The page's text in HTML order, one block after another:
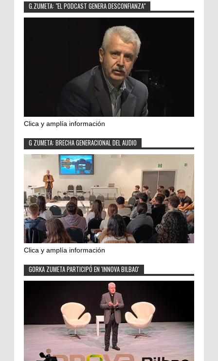
G.ZUMETA: "EL PODCAST GENERA DESCONFIANZA"
Clica y amplía información
G ZUMETA: BRECHA GENERACIONAL DEL AUDIO
Clica y amplía información
GORKA ZUMETA PARTICIPÓ EN 'INNOVA BILBAO'